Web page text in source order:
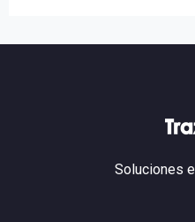
Soluciones